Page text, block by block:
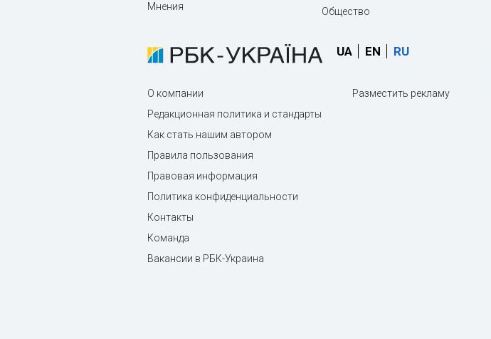
Мнения
Общество
UA EN RU
О компании
Редакционная политика и стандарты
Как стать нашим автором
Правила пользования
Правовая информация
Политика конфиденциальности
Контакты
Команда
Вакансии в РБК-Украина
Разместить рекламу